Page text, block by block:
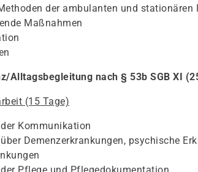
der ambulanten und stationären
Maßnahmen
Alltagsbegleitung nach § 53b SGB XI
(15 Tage)
Kommunikation
Demenzerkrankungen, psychische